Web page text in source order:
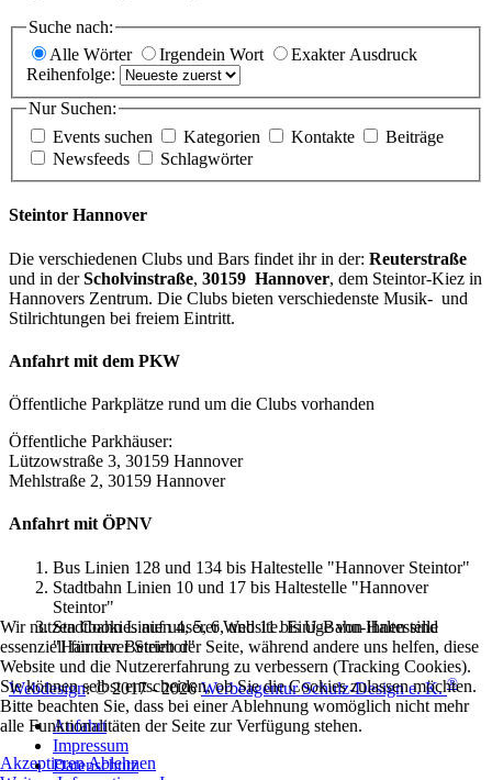
Suche nach:
Alle Wörter
Irgendein Wort
Exakter Ausdruck
Reihenfolge:
Nur Suchen:
Events suchen
Kategorien Kontakte
Beiträge
Newsfeeds
Schlagwörter
Steintor Hannover
Die verschiedenen Clubs und Bars findet ihr in der: Reuterstraße
und in derScholvinstraße, 30159 Hannover, dem Steintor-Kiez in
Hannovers Zentrum. Die Clubs bieten verschiedenste Musik- und
Stilrichtungen bei freiem Eintritt.
Anfahrt mit dem PKW
Öffentliche Parkplätze rund um die Clubs vorhanden
Öffentliche Parkhäuser:
Lützowstraße 3, 30159 Hannover
Mehlstraße 2, 30159 Hannover
Anfahrt mit ÖPNV
Bus Linien 128 und 134 bis Haltestelle "Hannover Steintor"
Stadtbahn Linien 10 und 17 bis Haltestelle "Hannover
Steintor"
Stadtbahn Linien 4, 5, 6, und 11 bis U-Bahn-Haltestelle
"Hannover Steintor"
Webdesign: © 2017 - 2026Werbeagentur Schulz-Design e. K.®
Anfahrt
Impressum
Datenschutz
Wir nutzen Cookies auf unserer Website. Einige von ihnen sind
essenziell für den Betrieb der Seite, während andere uns helfen, diese
Website und die Nutzererfahrung zu verbessern (Tracking Cookies).
Sie können selbst entscheiden, ob Sie die Cookies zulassen möchten.
Bitte beachten Sie, dass bei einer Ablehnung womöglich nicht mehr
alle Funktionalitäten der Seite zur Verfügung stehen.
AkzeptierenAblehnen